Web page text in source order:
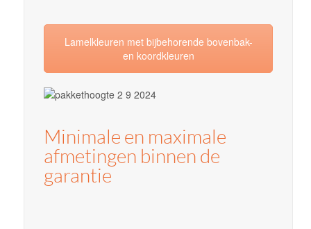
Lamelkleuren met bijbehorende bovenbak-
en koordkleuren
Minimale en maximale
afmetingen binnen de
garantie